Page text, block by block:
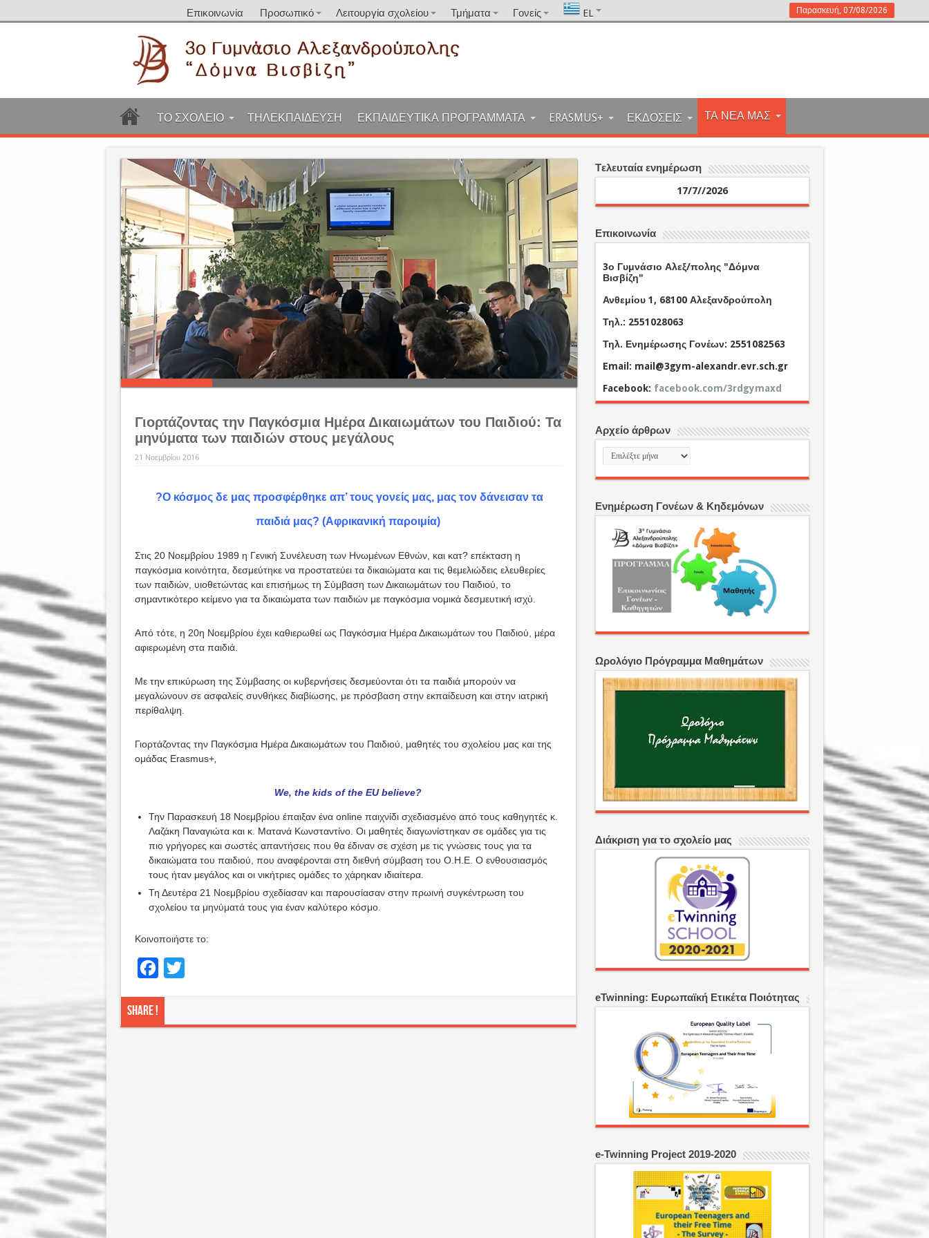
Παρασκευή, 07/08/2026
Επικοινωνία Προσωπικό Λειτουργία σχολείου Τμήματα Γονείς EL
ΤΟ ΣΧΟΛΕΙΟ ΤΗΛΕΚΠΑΙΔΕΥΣΗ ΕΚΠΑΙΔΕΥΤΙΚΑ ΠΡΟΓΡΑΜΜΑΤΑ ERASMUS+ ΕΚΔΟΣΕΙΣ ΤΑ ΝΕΑ ΜΑΣ
Γιορτάζοντας την Παγκόσμια Ημέρα Δικαιωμάτων του Παιδιού: Τα
μηνύματα των παιδιών στους μεγάλους
21 Νοεμβρίου 2016
?Ο κόσμος δε μας προσφέρθηκε απ’ τους γονείς μας, μας τον δάνεισαν τα
παιδιά μας? (Αφρικανική παροιμία)
Στις 20 Νοεμβρίου 1989 η Γενική Συνέλευση των Ηνωμένων Εθνών, και κατ? επέκταση η
παγκόσμια κοινότητα, δεσμεύτηκε να προστατεύει τα δικαιώματα και τις θεμελιώδεις ελευθερίες
των παιδιών, υιοθετώντας και επισήμως τη Σύμβαση των Δικαιωμάτων του Παιδιού, το
σημαντικότερο κείμενο για τα δικαιώματα των παιδιών με παγκόσμια νομικά δεσμευτική ισχύ.
Από τότε, η 20η Νοεμβρίου έχει καθιερωθεί ως Παγκόσμια Ημέρα Δικαιωμάτων του Παιδιού, μέρα
αφιερωμένη στα παιδιά.
Με την επικύρωση της Σύμβασης οι κυβερνήσεις δεσμεύονται ότι τα παιδιά μπορούν να
μεγαλώνουν σε ασφαλείς συνθήκες διαβίωσης, με πρόσβαση στην εκπαίδευση και στην ιατρική
περίθαλψη.
Γιορτάζοντας την Παγκόσμια Ημέρα Δικαιωμάτων του Παιδιού, μαθητές του σχολείου μας και της
ομάδας Erasmus+,
We, the kids of the EU believe?
Την Παρασκευή 18 Νοεμβρίου έπαιξαν ένα online παιχνίδι σχεδιασμένο από τους καθηγητές κ.
Λαζάκη Παναγιώτα και κ. Ματανά Κωνσταντίνο. Οι μαθητές διαγωνίστηκαν σε ομάδες για τις
πιο γρήγορες και σωστές απαντήσεις που θα έδιναν σε σχέση με τις γνώσεις τους για τα
δικαιώματα του παιδιού, που αναφέρονται στη διεθνή σύμβαση του Ο.Η.Ε. Ο ενθουσιασμός
τους ήταν μεγάλος και οι νικήτριες ομάδες το χάρηκαν ιδιαίτερα.
Τη Δευτέρα 21 Νοεμβρίου σχεδίασαν και παρουσίασαν στην πρωινή συγκέντρωση του
σχολείου τα μηνύματά τους για έναν καλύτερο κόσμο.
Κοινοποιήστε το:
Facebook
Share !
Tελευταία ενημέρωση
17/7//2026
Επικοινωνία
3ο Γυμνάσιο Αλεξ/πολης "Δόμνα
Βισβίζη"
Ανθεμίου 1, 68100 Αλεξανδρούπολη
Τηλ.: 2551028063
Τηλ. Ενημέρωσης Γονέων: 2551082563
Email: mail@3gym-alexandr.evr.sch.gr
Facebook: facebook.com/3rdgymaxd
Αρχείο άρθρων
Αρχείο
άρθρων
Ενημέρωση Γονέων & Κηδεμόνων
Ωρολόγιο Πρόγραμμα Μαθημάτων
Διάκριση για το σχολείο μας
eTwinning: Ευρωπαϊκή Ετικέτα Ποιότητας
e-Twinning Project 2019-2020